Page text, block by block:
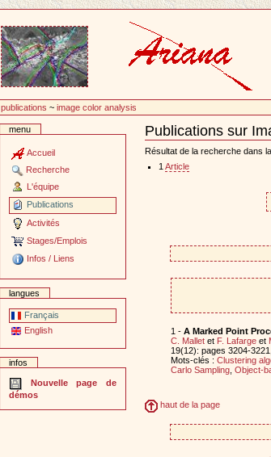
publications ~image color analysis
menu
Accueil
Recherche
L'équipe
Publications
Activités
Stages/Emplois
Infos / Liens
langues
Français
English
infos
Nouvelle page de
démos
Publications sur
Document
Actions
Résultat de la recherche dans
1 Article
1 - A Marked Point
C. Malletet F. Lafargeet
19(12): pages 3204-
Mots-clés : Clustering
Carlo Sampling, Object-
haut de la page